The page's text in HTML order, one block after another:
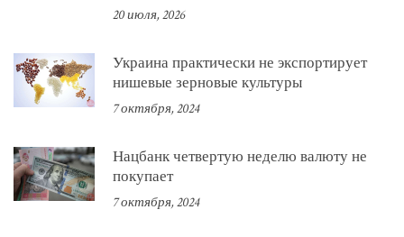
20 июля, 2026
Украина практически не экспортирует
нишевые зерновые культуры
7 октября, 2024
Нацбанк четвертую неделю валюту не
покупает
7 октября, 2024